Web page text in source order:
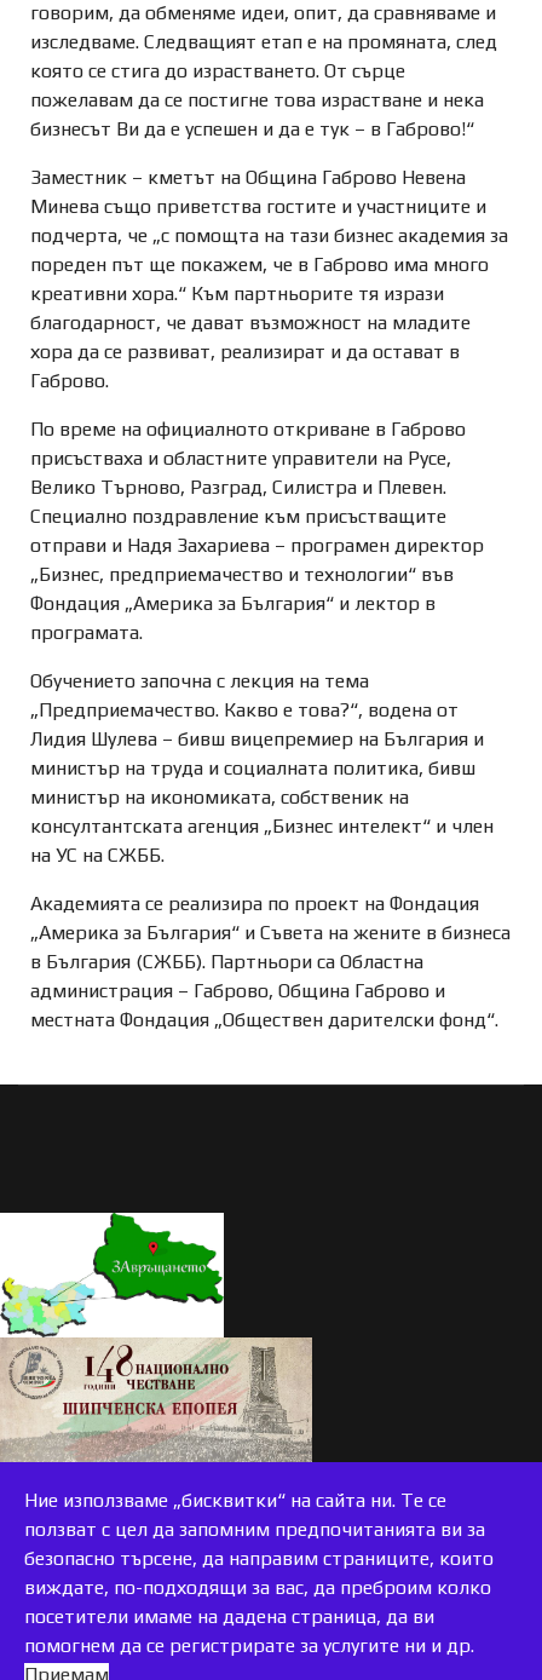
говорим, да обменяме идеи, опит, да сравняваме и
изследваме. Следващият етап е на промяната, след
която се стига до израстването. От сърце
пожелавам да се постигне това израстване и нека
бизнесът Ви да е успешен и да е тук – в Габрово!“
Заместник – кметът на Община Габрово Невена
Минева също приветства гостите и участниците и
подчерта, че „с помощта на тази бизнес академия за
пореден път ще покажем, че в Габрово има много
креативни хора.“ Към партньорите тя изрази
благодарност, че дават възможност на младите
хора да се развиват, реализират и да остават в
Габрово.
По време на официалното откриване в Габрово
присъстваха и областните управители на Русе,
Велико Търново, Разград, Силистра и Плевен.
Специално поздравление към присъстващите
отправи и Надя Захариева – програмен директор
„Бизнес, предприемачество и технологии“ във
Фондация „Америка за България“ и лектор в
програмата.
Обучението започна с лекция на тема
„Предприемачество. Какво е това?“, водена от
Лидия Шулева – бивш вицепремиер на България и
министър на труда и социалната политика, бивш
министър на икономиката, собственик на
консултантската агенция „Бизнес интелект“ и член
на УС на СЖББ.
Академията се реализира по проект на Фондация
„Америка за България“ и Съвета на жените в бизнеса
в България (СЖББ). Партньори са Областна
администрация – Габрово, Община Габрово и
местната Фондация „Обществен дарителски фонд“.
Ние използваме „бисквитки“ на сайта ни. Те се
ползват с цел да запомним предпочитанията ви за
безопасно търсене, да направим страниците, които
виждате, по-подходящи за вас, да преброим колко
посетители имаме на дадена страница, да ви
помогнем да се регистрирате за услугите ни и др.
Приемам
accessible